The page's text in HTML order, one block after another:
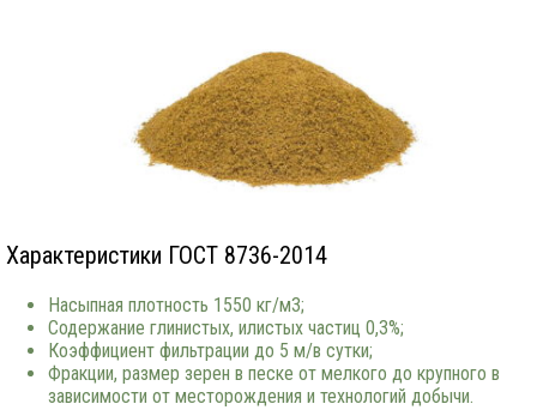
Характеристики ГОСТ 8736-2014
Насыпная плотность 1550 кг/м3;
Содержание глинистых, илистых частиц 0,3%;
Коэффициент фильтрации до 5 м/в сутки;
Фракции, размер зерен в песке от мелкого до крупного в
зависимости от месторождения и технологий добычи.